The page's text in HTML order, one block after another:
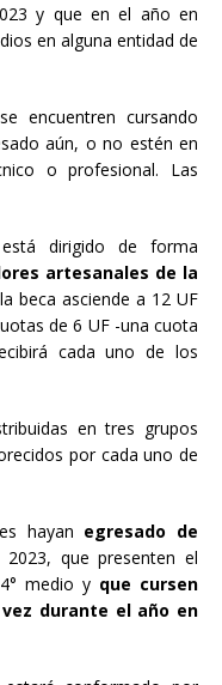
y que en el año en
en alguna entidad de
encuentren cursando
aún, o no estén en
o profesional. Las
dirigido de forma
artesanales de la
beca asciende a 12 UF
de 6 UF -una cuota
cada uno de los
en tres grupos
por cada uno de
hayan egresado de
que presenten el
medio y que cursen
durante el año en